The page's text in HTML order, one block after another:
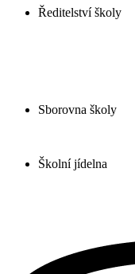
Ředitelství školy
Sborovna školy
Školní jídelna